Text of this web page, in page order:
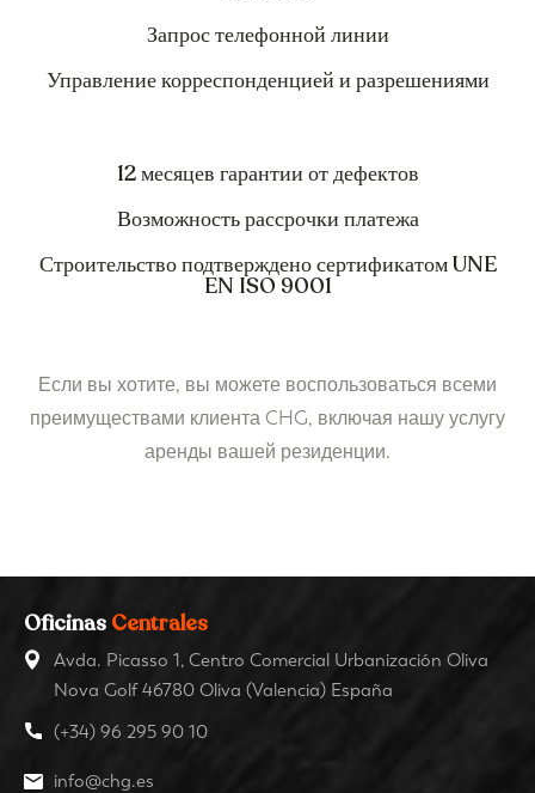
Запрос телефонной линии
Управление корреспонденцией и разрешениями
12 месяцев гарантии от дефектов
Возможность рассрочки платежа
Строительство подтверждено сертификатом UNE
EN ISO 9001
Если вы хотите, вы можете воспользоваться всеми
преимуществами клиента CHG, включая нашу услугу
аренды вашей резиденции.
Oficinas Centrales
Avda. Picasso 1, Centro Comercial Urbanización Oliva
Nova Golf 46780 Oliva (Valencia) España
(+34) 96 295 90 10
info@chg.es